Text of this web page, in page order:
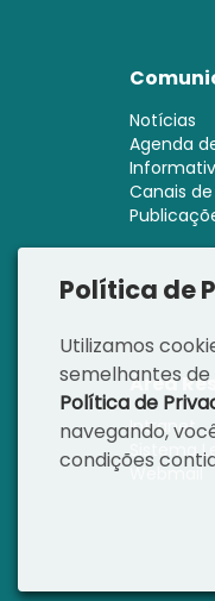
Notícias
Agenda
Canais
Área
Intranet
Sistema
Webmail
Política de
Utilizamos
semelhantes
Política de
navegando,
condições